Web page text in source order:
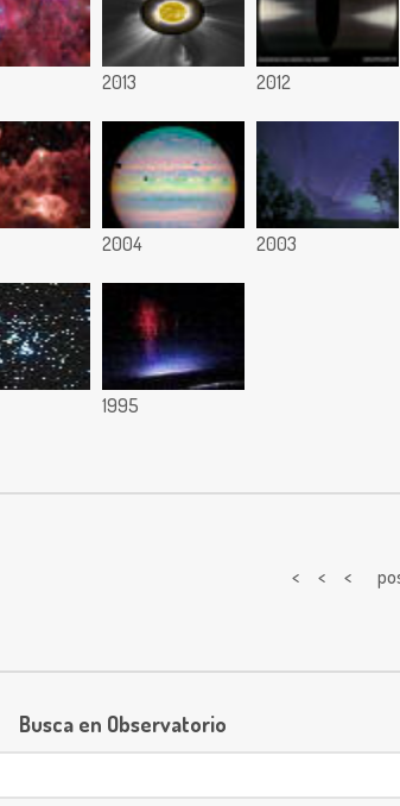
2013 2012
2004 2003
1995
< < <
Busca en Observatorio